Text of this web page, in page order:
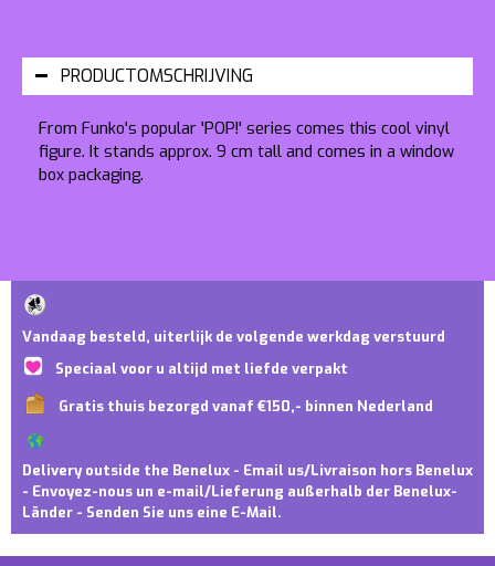
PRODUCTOMSCHRIJVING
From Funko's popular 'POP!' series comes this cool vinyl
figure. It stands approx. 9 cm tall and comes in a window
box packaging.
Vandaag besteld, uiterlijk de volgende werkdag verstuurd
Speciaal voor u altijd met liefde verpakt
Gratis thuis bezorgd vanaf €150,- binnen Nederland
Delivery outside the Benelux - Email us/Livraison hors Benelux
- Envoyez-nous un e-mail/Lieferung außerhalb der Benelux-
Länder - Senden Sie uns eine E-Mail.